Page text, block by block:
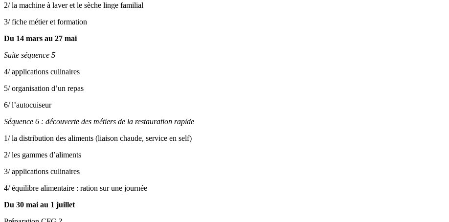
2/ la machine à laver et le sèche linge familial
3/ fiche métier et formation
Du 14 mars au 27 mai
Suite séquence 5
4/ applications culinaires
5/ organisation d’un repas
6/ l’autocuiseur
Séquence 6 : découverte des métiers de la restauration rapide
1/ la distribution des aliments (liaison chaude, service en self)
2/ les gammes d’aliments
3/ applications culinaires
4/ équilibre alimentaire : ration sur une journée
Du 30 mai au 1 juillet